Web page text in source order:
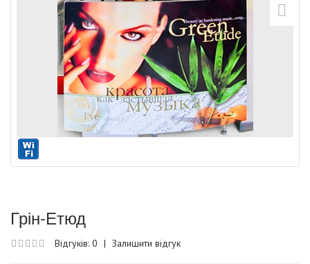
Грін-Етюд
Відгуків: 0 | Залишити відгук